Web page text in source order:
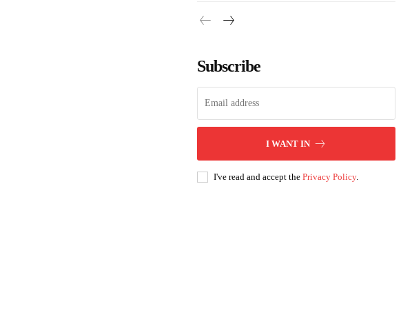
Subscribe
I WANT IN
I've read and accept the Privacy Policy.